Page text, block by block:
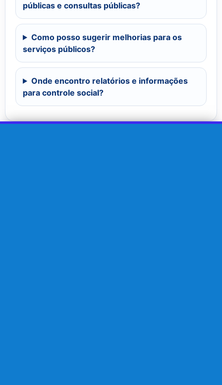
públicas e consultas públicas?
Como posso sugerir melhorias para os
serviços públicos?
Onde encontro relatórios e informações
para controle social?